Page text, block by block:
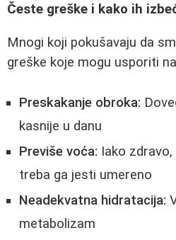
Česte greške i kako ih
Mnogi koji pokušavaju da
greške koje mogu usporiti
Preskakanje obroka:
kasnije u danu
Previše voća: Iako
treba ga jesti umereno
Neadekvatna hidratacija:
metabolizam